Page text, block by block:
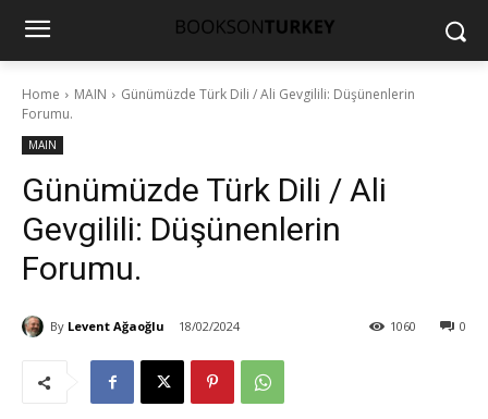
Home MAIN
Günümüzde Türk Dili / Ali Gevgilili: Düşünenlerin
Forumu.
MAIN
Günümüzde Türk Dili / Ali
Gevgilili: Düşünenlerin
Forumu.
By Levent Ağaoğlu 18/02/2024 0
1060